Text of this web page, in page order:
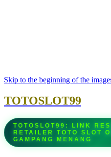
Skip to the beginning of the
TOTOSLOT99
TOTOSLOT99: LINK
RETAILER TOTO SLOT
GAMPANG MENANG